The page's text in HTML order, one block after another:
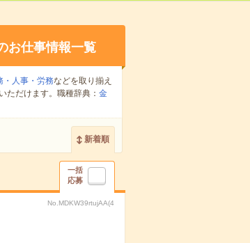
お仕事情報一覧
・人事・労務などを取り揃え
ただけます。職種辞典： 金
新着順
一括
応募
No.MDKW39rtujAA(4